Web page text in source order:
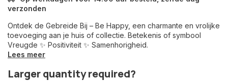
verzonden
Ontdek de Gebreide Bij – Be Happy, een charmante en vrolijke
toevoeging aan je huis of collectie. Betekenis of symbool
Vreugde ✨ Positiviteit ✨ Samenhorigheid.
Lees meer
Larger quantity required?